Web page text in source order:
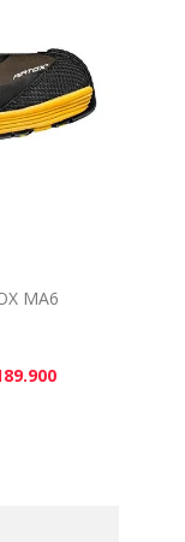
MA6